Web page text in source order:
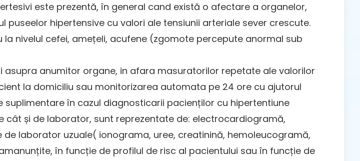
este prezentă, în general cand există o afectare a organelor,
hipertensive cu valori ale tensiunii arteriale sever crescute.
nivelul cefei, amețeli, acufene (zgomote percepute anormal sub
anumitor organe, in afara masuratorilor repetate ale valorilor
la domiciliu sau monitorizarea automata pe 24 ore cu ajutorul
în cazul diagnosticarii pacienților cu hipertentiune
și de laborator, sunt reprezentate de: electrocardiogramă,
laborator uzuale( ionograma, uree, creatinină, hemoleucogramă,
în funcție de profilul de risc al pacientului sau în funcție de